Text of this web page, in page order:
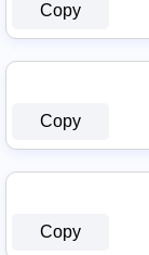
Copy
Copy
Copy